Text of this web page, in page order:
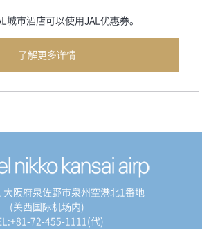
城市酒店可以使用JAL优惠券。
了解更多详情
大阪府泉佐野市泉州空港北1番地
(关西国际机场内)
72-455-1111(代)